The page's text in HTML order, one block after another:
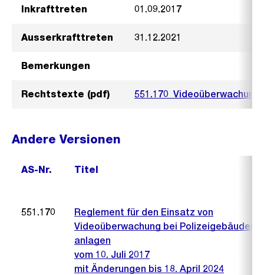
Inkrafttreten 01.09.2017
Ausserkrafttreten 31.12.2021
Bemerkungen
Rechtstexte (pdf)
Andere Versionen
AS-Nr. Titel
551.170
Reglement für den Einsatz von
Videoüberwachung bei Polizeigebäuden
anlagen
vom 10. Juli 2017
mit Änderungen bis 18. April 2024